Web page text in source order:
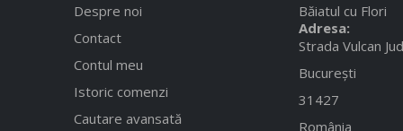
Despre noi
Contact
Contul meu
Istoric comenzi
Cautare avansată
Băiatul cu Flori
Adresa:
Strada Vulcan
București
31427
România